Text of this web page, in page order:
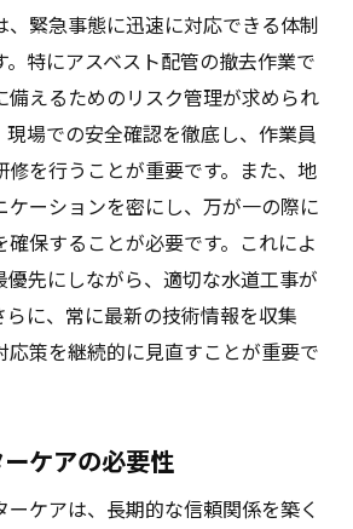
、緊急事態に迅速に対応できる体制
特にアスベスト配管の撤去作業で
備えるためのリスク管理が求められ
現場での安全確認を徹底し、作業員
修を行うことが重要です。また、地
ケーションを密にし、万が一の際に
保することが必要です。これによ
優先にしながら、適切な水道工事が
らに、常に最新の技術情報を収集
応策を継続的に見直すことが重要で
ケアの必要性
ケアは、長期的な信頼関係を築く